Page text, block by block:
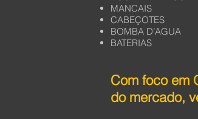
MANCAIS
CABEÇOTES
BOMBA D’AGUA
BATERIAS
Com foco em
do mercado,